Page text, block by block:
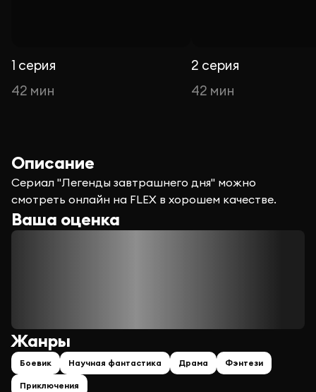
1 серия
42 мин
2 серия
42 мин
Описание
Сериал "Легенды завтрашнего дня" можно
смотреть онлайн на FLEX в хорошем качестве.
Ваша оценка
Жанры
Боевик Научная фантастика Драма Фэнтези
Приключения